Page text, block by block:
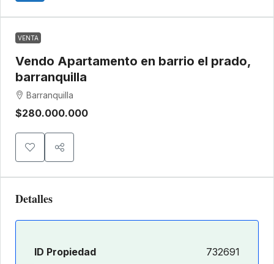
VENTA
Vendo Apartamento en barrio el prado,
barranquilla
Barranquilla
$280.000.000
Detalles
ID Propiedad 732691